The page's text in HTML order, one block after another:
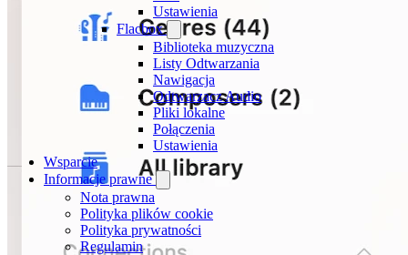
Ustawienia
Flacbox
Biblioteka muzyczna
Listy Odtwarzania
Nawigacja
Odtwarzacz Audio
Pliki lokalne
Połączenia
Ustawienia
Wsparcie
Informacje prawne
Nota prawna
Polityka plików cookie
Polityka prywatności
Regulamin